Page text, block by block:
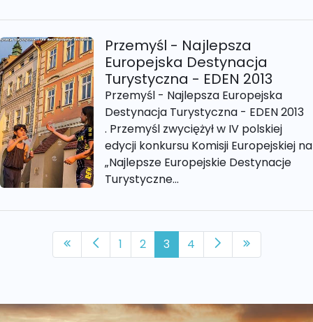
Przemyśl - Najlepsza
Europejska Destynacja
Turystyczna - EDEN 2013
Przemyśl - Najlepsza Europejska
Destynacja Turystyczna - EDEN 2013
. Przemyśl zwyciężył w IV polskiej
edycji konkursu Komisji Europejskiej na
„Najlepsze Europejskie Destynacje
Turystyczne...
1 2 3 4